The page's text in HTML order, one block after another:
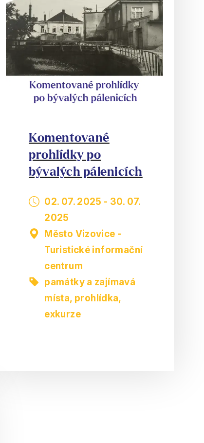
Komentované
prohlídky po
bývalých pálenicích
02. 07. 2025 - 30. 07.
2025
Město Vizovice -
Turistické informační
centrum
památky a zajímavá
místa, prohlídka,
exkurze